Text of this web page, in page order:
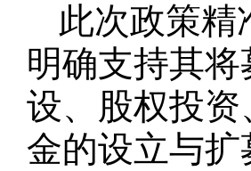
此次政策精
明确支持其
设、股权投
金的设立与